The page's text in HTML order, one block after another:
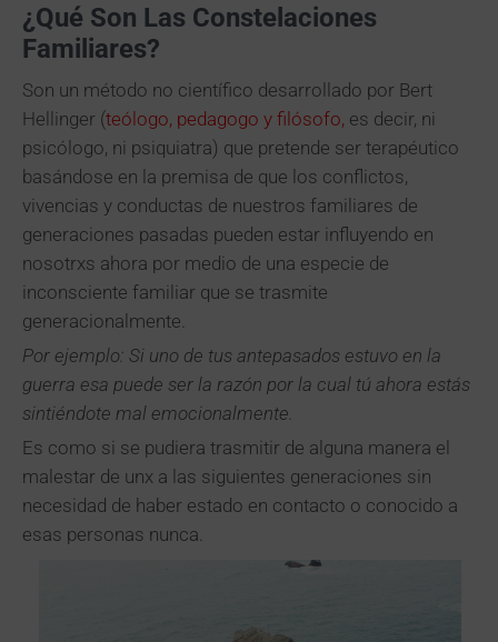
¿Qué Son Las Constelaciones
Familiares?
Son un método no científico desarrollado por Bert
Hellinger (teólogo, pedagogo y filósofo, es decir, ni
psicólogo, ni psiquiatra) que pretende ser terapéutico
basándose en la premisa de que los conflictos,
vivencias y conductas de nuestros familiares de
generaciones pasadas pueden estar influyendo en
nosotrxs ahora por medio de una especie de
inconsciente familiar que se trasmite
generacionalmente.
Por ejemplo: Si uno de tus antepasados estuvo en la
guerra esa puede ser la razón por la cual tú ahora estás
sintiéndote mal emocionalmente.
Es como si se pudiera trasmitir de alguna manera el
malestar de unx a las siguientes generaciones sin
necesidad de haber estado en contacto o conocido a
esas personas nunca.